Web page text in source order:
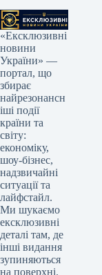
«Ексклюзивні
новини
України» —
портал, що
збирає
найрезонансн
іші події
країни та
світу:
економіку,
шоу-бізнес,
надзвичайні
ситуації та
лайфстайл.
Ми шукаємо
ексклюзивні
деталі там, де
інші видання
зупиняються
на поверхні.